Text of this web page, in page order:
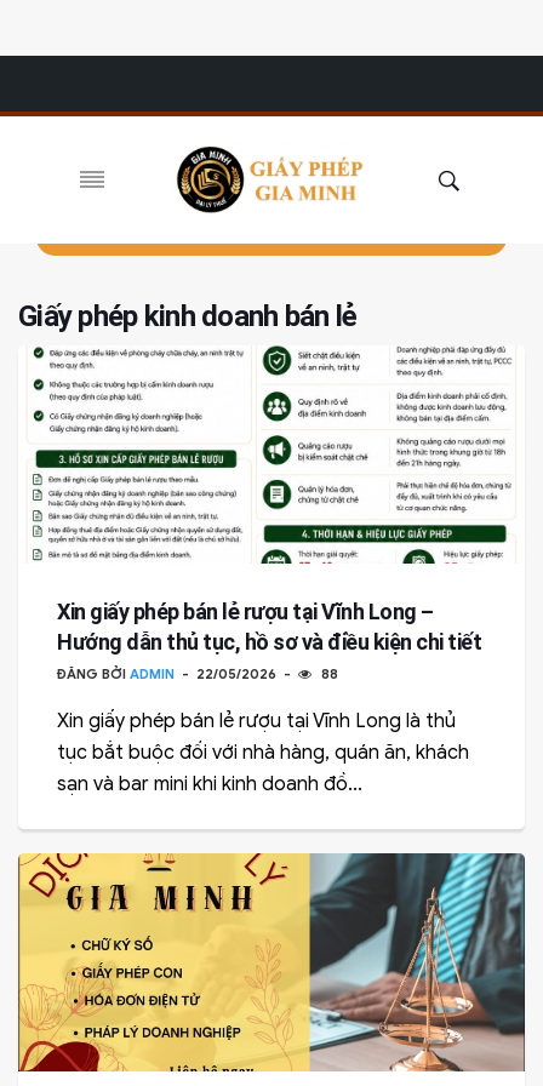
Giấy phép kinh doanh bán lẻ
Xin giấy phép bán lẻ rượu tại Vĩnh Long –
Hướng dẫn thủ tục, hồ sơ và điều kiện chi tiết
ĐĂNG BỞI ADMIN 22/05/2026 88
Xin giấy phép bán lẻ rượu tại Vĩnh Long là thủ
tục bắt buộc đối với nhà hàng, quán ăn, khách
sạn và bar mini khi kinh doanh đồ...